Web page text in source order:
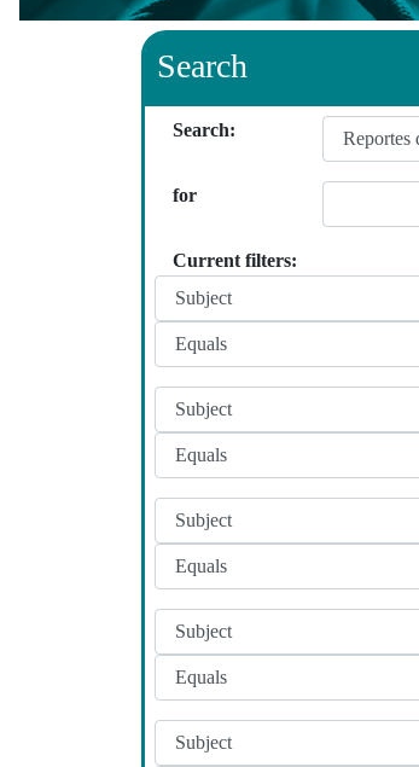
Search
Search:
for
Current filters: